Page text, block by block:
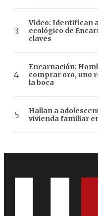
Video: Identifican
ecológico de
claves
Encarnación:
comprar oro, uno
la boca
Hallan a
vivienda familiar